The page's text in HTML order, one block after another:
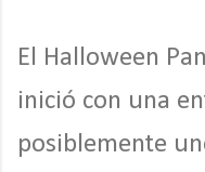
El Halloween
inició con una
posiblemente